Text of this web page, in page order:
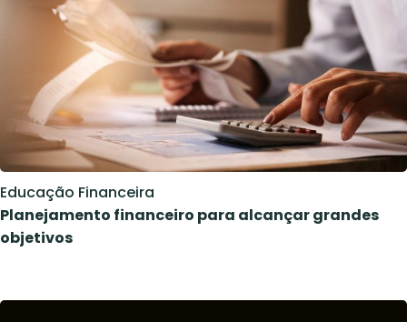
Educação Financeira
Planejamento financeiro para alcançar grandes
objetivos